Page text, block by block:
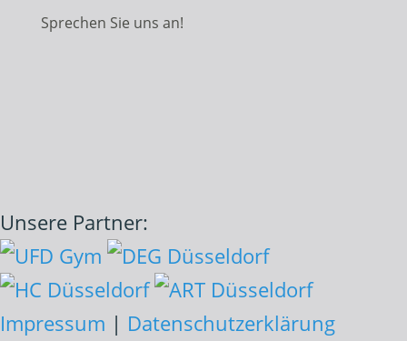
Sprechen Sie uns an!
Unsere Partner:
Impressum | Datenschutzerklärung